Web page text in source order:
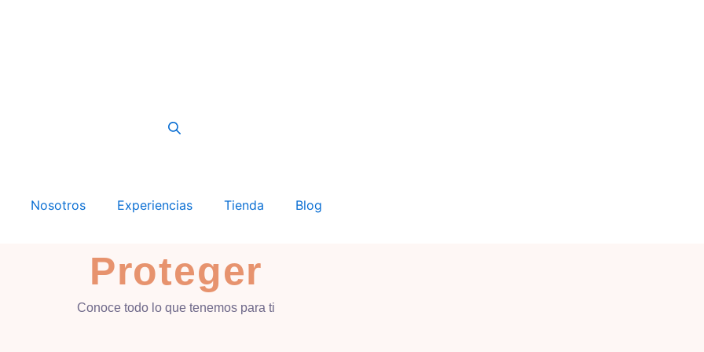
Nosotros Experiencias Tienda Blog
Proteger
Conoce todo lo que tenemos para ti